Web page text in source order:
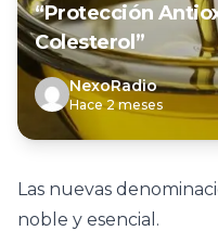
“protección
Colesterol”
NexoRadio
Hace 2 meses
Las nuevas
noble y esencial.